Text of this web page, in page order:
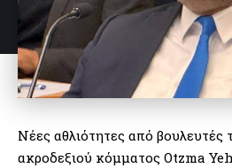
Νέες αθλιότητες από βουλευτές
ακροδεξιού κόμματος Otzma